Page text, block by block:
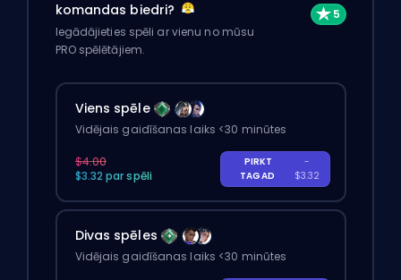
komandas biedri?
Iegādājieties spēli ar vienu no mūsu
PRO spēlētājiem.
Viens spēle
Vidējais gaidīšanas laiks <30 minūtes
$4.00
$3.32 par spēli
PIRKT
TAGAD
-
$3.32
Divas spēles
Vidējais gaidīšanas laiks <30 minūtes